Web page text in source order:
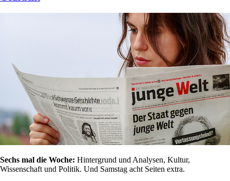
Sechs mal die Woche: Hintergrund und Analysen, Kultur,
Wissenschaft und Politik. Und Samstag acht Seiten extra.